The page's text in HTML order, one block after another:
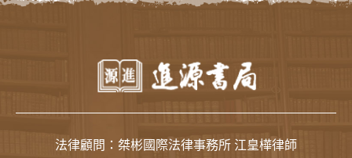
法律顧問：桀彬國際法律事務所 江皇樺律師